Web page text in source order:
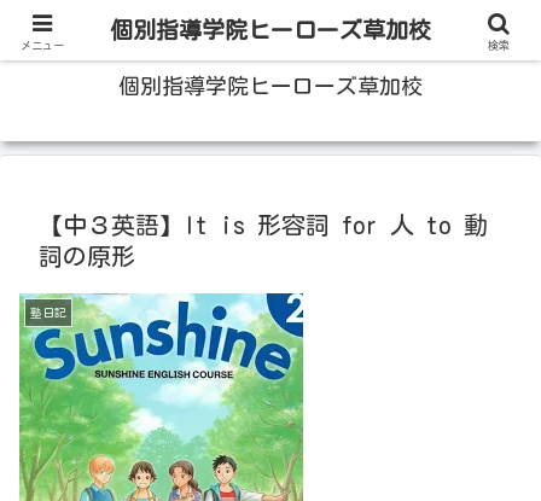
100人いたら100人の成績をあげる草加の個別指導塾
個別指導学院ヒーローズ草加校
【中３英語】It is 形容詞 for 人 to 動
詞の原形
塾日記
メニュー
個別指導学院ヒーローズ草加校
検索